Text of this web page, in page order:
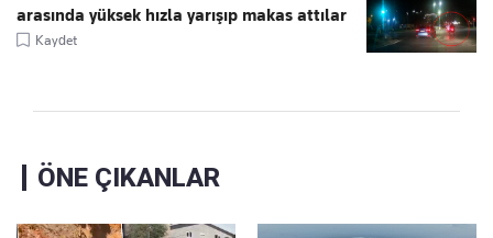
arasında yüksek hızla yarışıp makas attılar
Kaydet
ÖNE ÇIKANLAR